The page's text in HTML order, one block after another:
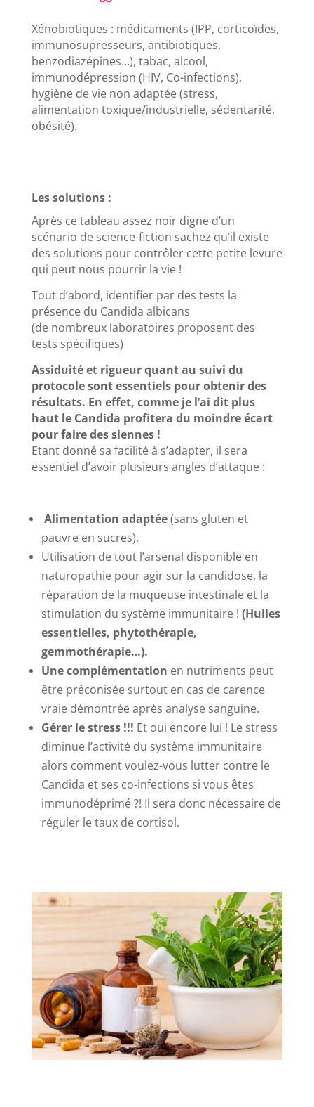
Xénobiotiques : médicaments (IPP, corticoïdes,
immunosupresseurs, antibiotiques,
benzodiazépines…), tabac, alcool,
immunodépression (HIV, Co-infections),
hygiène de vie non adaptée (stress,
alimentation toxique/industrielle, sédentarité,
obésité).
Les solutions :
Après ce tableau assez noir digne d’un
scénario de science-fiction sachez qu’il existe
des solutions pour contrôler cette petite levure
qui peut nous pourrir la vie !
Tout d’abord, identifier par des tests la
présence du Candida albicans
(de nombreux laboratoires proposent des
tests spécifiques)
Assiduité et rigueur quant au suivi du
protocole sont essentiels pour obtenir des
résultats. En effet, comme je l’ai dit plus
haut le Candida profitera du moindre écart
pour faire des siennes !
Etant donné sa facilité à s’adapter, il sera
essentiel d’avoir plusieurs angles d’attaque :
Alimentation adaptée(sans gluten et
pauvre en sucres).
Utilisation de tout l’arsenal disponible en
naturopathie pour agir sur la candidose, la
réparation de la muqueuse intestinale et la
stimulation du système immunitaire ! (Huiles
essentielles, phytothérapie,
gemmothérapie…).
Une complémentation en nutriments peut
être préconisée surtout en cas de carence
vraie démontrée après analyse sanguine.
Gérer le stress !!! Et oui encore lui ! Le stress
diminue l’activité du système immunitaire
alors comment voulez-vous lutter contre le
Candida et ses co-infections si vous êtes
immunodéprimé ?! Il sera donc nécessaire de
réguler le taux de cortisol.